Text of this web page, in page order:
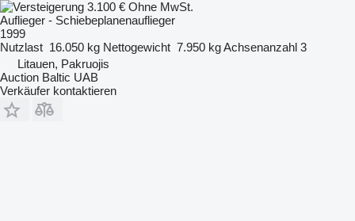
3.100 € Ohne MwSt.
Auflieger - Schiebeplanenauflieger
1999
Nutzlast 16.050 kg Nettogewicht 7.950 kgAchsenanzahl 3
Litauen, Pakruojis
Auction Baltic UAB
Verkäufer kontaktieren